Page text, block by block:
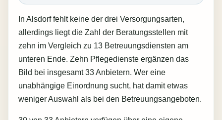
In Alsdorf fehlt keine der drei Versorgungsarten,
allerdings liegt die Zahl der Beratungsstellen mit
zehn im Vergleich zu 13 Betreuungsdiensten am
unteren Ende. Zehn Pflegedienste ergänzen das
Bild bei insgesamt 33 Anbietern. Wer eine
unabhängige Einordnung sucht, hat damit etwas
weniger Auswahl als bei den Betreuungsangeboten.